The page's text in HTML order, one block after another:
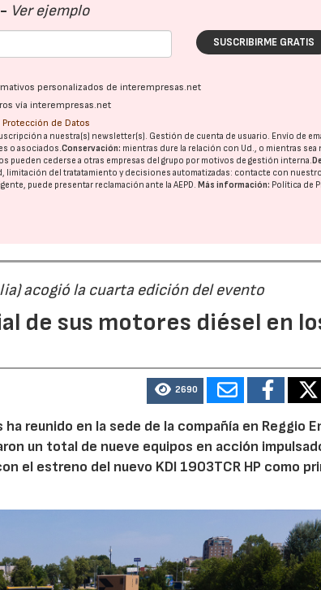
Ver ejemplo
SUSCRIBIRME GRATIS
personalizados de interempresas.net
vía interempresas.net
Protección de Datos
a nuestra(s) newsletter(s). Gestión de cuenta de usuario. Envío de
o asociados.Conservación: mientras dure la relación con Ud., o mientras sea
pueden cederse a otras empresas del grupo por motivos de gestión interna.
del tratatamiento y decisiones automatizadas: contacte con nuestro
puede presentar reclamación ante laAEPD.Más información: Política de
acogió la cuarta edición del evento
de sus motores diésel en
2690
ha reunido en la sede de la compañía en Reggio
un total de nueve equipos en acción
el estreno del nuevo KDI 1903TCR HP como